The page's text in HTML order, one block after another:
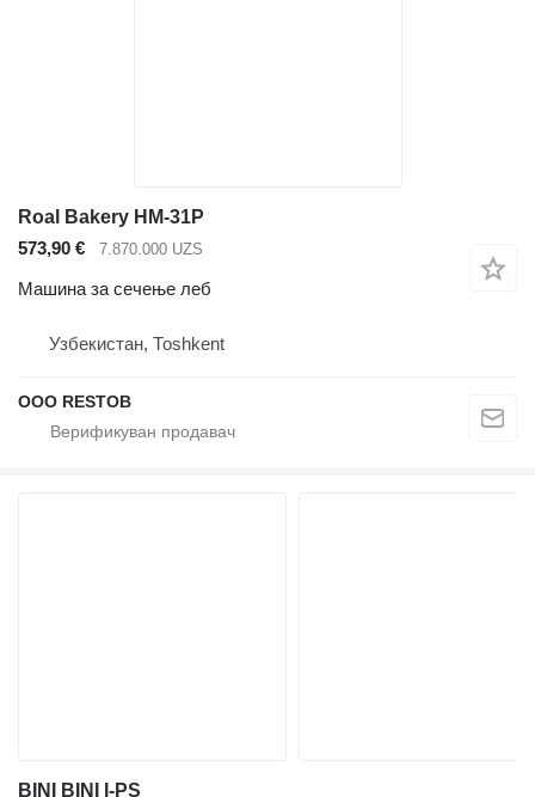
Roal Bakery HM-31P
573,90 €
7.870.000 UZS
Машина за сечење леб
Узбекистан, Тоshkent
OOO RESTOB
BINI BINI I-PS